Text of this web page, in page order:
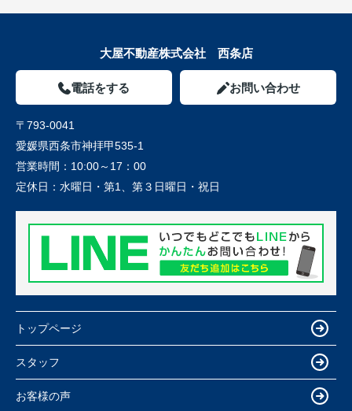
大屋不動産株式会社 西条店
電話をする お問い合わせ
〒793-0041
愛媛県西条市神拝甲535-1
営業時間： 10:00～17：00
定休日： 水曜日・第1、第３日曜日・祝日
トップページ
スタッフ
お客様の声